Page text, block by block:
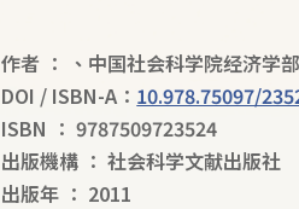
作者 ： 、 中国社会科学院经济学部
DOI / ISBN-A： 10.978.75097/
ISBN ： 9787509723524
出版機構 ： 社会科学文献出版社
出版年 ： 2011